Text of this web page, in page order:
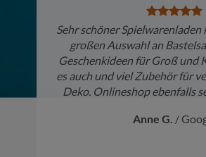
Sehr schöner Spielwarenladen
großen Auswahl an
Geschenkideen für Groß und
es auch und viel Zubehör für
Deko. Onlineshop ebenfalls
Anne G. /